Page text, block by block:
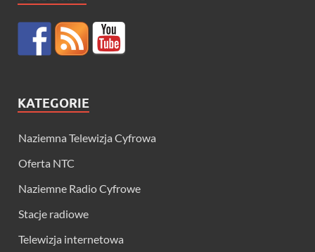
KATEGORIE
Naziemna Telewizja Cyfrowa
Oferta NTC
Naziemne Radio Cyfrowe
Stacje radiowe
Telewizja internetowa